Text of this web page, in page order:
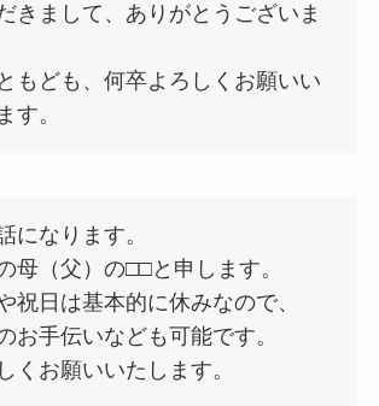
きまして、ありがとうございま
ども、何卒よろしくお願いい
す。
になります。
（父）の□□と申します。
祝日は基本的に休みなので、
お手伝いなども可能です。
くお願いいたします。